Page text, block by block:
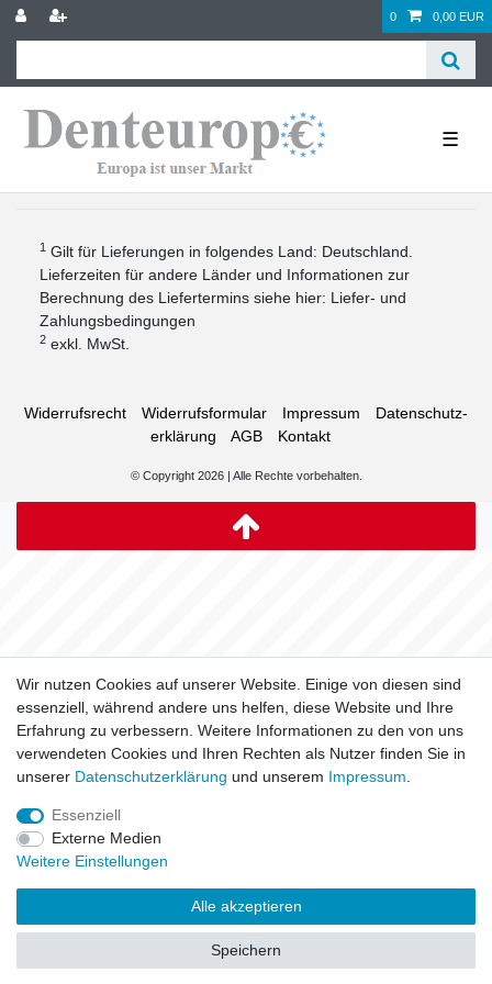
0 0,00 EUR
☰
1 Gilt für Lieferungen in folgendes Land: Deutschland.
Lieferzeiten für andere Länder und Informationen zur
Berechnung des Liefertermins siehe hier: Liefer- und
Zahlungsbedingungen
2 exkl. MwSt.
Widerrufs­recht Widerrufs­formular Impressum
Daten­schutz­
erklärung
AGB Kontakt
© Copyright 2026 | Alle Rechte vorbehalten.
Wir nutzen Cookies auf unserer Website. Einige von diesen sind
essenziell, während andere uns helfen, diese Website und Ihre
Erfahrung zu verbessern. Weitere Informationen zu den von uns
verwendeten Cookies und Ihren Rechten als Nutzer finden Sie in
unserer Daten­schutz­erklärung und unserem Impressum
Essenziell
Externe Medien
Weitere Einstellungen
Alle akzeptieren
Speichern